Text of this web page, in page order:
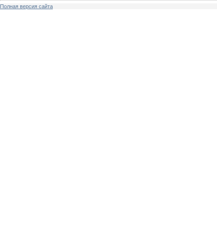
Полная версия сайта